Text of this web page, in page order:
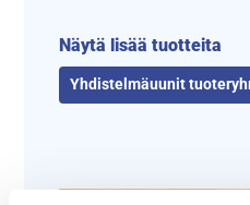
Näytä lisää tuotteita
Yhdistelmäuunit